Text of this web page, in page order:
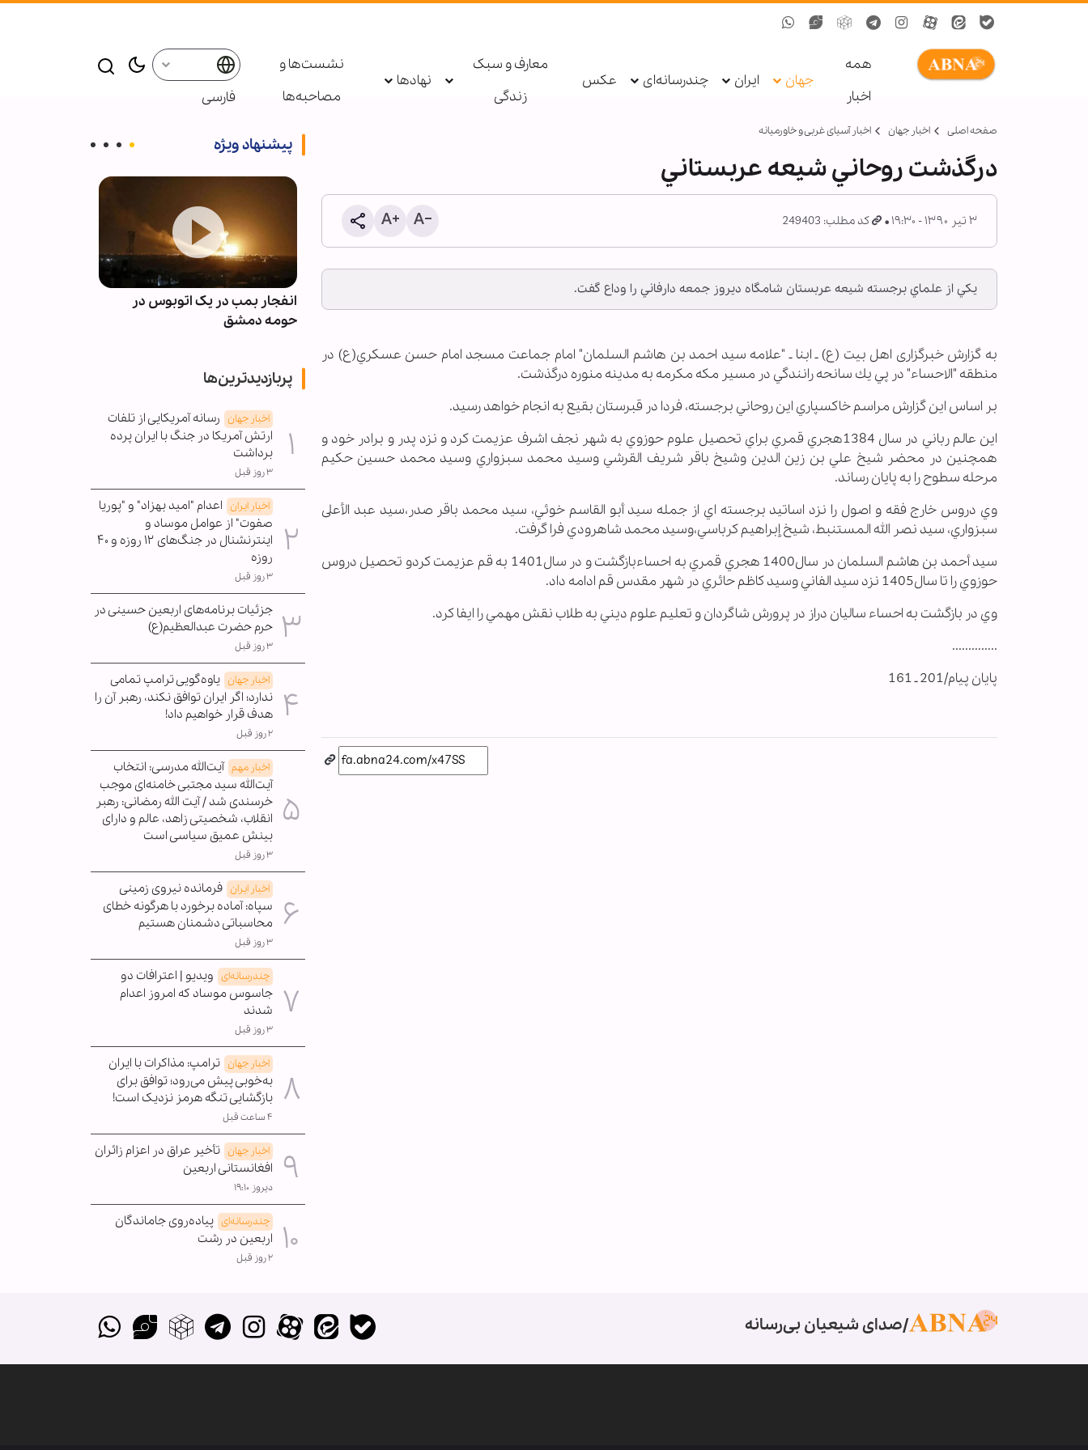
همه
اخبار
جهان ایران چندرسانه‌ای عکس
معارف و سبک
زندگی
نهادها
نشست‌ها و
مصاحبه‌ها
فارسی
صفحه اصلی اخبار جهان اخبار آسیای غربی و خاورمیانه
درگذشت روحاني شيعه عربستاني
۳ تیر ۱۳۹۰ - ۱۹:۳۰ کد مطلب: 249403
يكي از علماي برجسته شيعه عربستان شامگاه ديروز جمعه دارفاني را وداع گفت.
به گزارش خبرگزاری اهل بیت (ع) ـ ابنا ـ "علامه سيد احمد بن هاشم السلمان" امام جماعت مسجد امام حسن عسكري(ع) در
منطقه "الاحساء" در پي يك سانحه رانندگي در مسير مكه مكرمه به مدينه منوره درگذشت.
بر اساس اين گزارش مراسم خاكسپاري اين روحاني برجسته، فردا در قبرستان بقيع به انجام خواهد رسيد.
اين عالم رباني در سال 1384هجري قمري براي تحصيل علوم حوزوي به شهر نجف اشرف عزيمت كرد و نزد پدر و برادر خود و
همچنين در محضر شيخ علي بن زين الدين وشيخ باقر شريف القرشي وسيد محمد سبزواري وسيد محمد حسين حكيم
مرحله سطوح را به پايان رساند.
وي دروس خارج فقه و اصول را نزد اساتيد برجسته اي از جمله سيد أبو القاسم خوئي، سيد محمد باقر صدر،سيد عبد الأعلى
سبزواري، سيد نصر الله المستنبط، شيخ إبراهيم كرباسي،وسيد محمد شاهرودي فرا گرفت.
سيد أحمد بن هاشم السلمان در سال1400 هجري قمري به احساء‌بازگشت و در سال1401 به قم عزيمت كردو تحصيل دروس
حوزوي را تا سال1405 نزد سيد الفاني وسيد كاظم حائري در شهر مقدس قم ادامه داد.
وي در بازگشت به احساء ساليان دراز در پرورش شاگردان و تعليم علوم ديني به طلاب نقش مهمي را ايفا كرد.
..............
پایان پیام/201 ـ 161
پیشنهاد ویژه
پیمان با خدا؛ رمز پایداری در فراز و
انفجار بمب در یک اتوبوس در
حومه دمشق
پربازدیدترین‌ها
اخبار جهان رسانه آمریکایی از تلفات
ارتش آمریکا در جنگ با ایران پرده
برداشت
۳ روز قبل
اخبار ایران اعدام "امید بهزاد" و "پوریا
صفوت" از عوامل موساد و
اینترنشنال در جنگ‌های ۱۲ روزه و ۴۰
روزه
۳ روز قبل
جزئیات برنامه‌های اربعین حسینی در
حرم حضرت عبدالعظیم(ع)
۳ روز قبل
اخبار جهان یاوه‌گویی ترامپ تمامی
ندارد؛ اگر ایران توافق نکند، رهبر آن را
هدف قرار خواهیم داد!
۲ روز قبل
اخبار مهم آیت‌الله مدرسی: انتخاب
آیت‌الله سید مجتبی خامنه‌ای موجب
خرسندی شد / آیت الله رمضانی: رهبر
انقلاب، شخصیتی زاهد، عالم و دارای
بینش عمیق سیاسی است
۳ روز قبل
اخبار ایران فرمانده نیروی زمینی
سپاه: آماده برخورد با هرگونه خطای
محاسباتی دشمنان هستیم
۳ روز قبل
چندرسانه‌ای ویدیو | اعترافات دو
جاسوس موساد که امروز اعدام
شدند
۳ روز قبل
اخبار جهان ترامپ: مذاکرات با ایران
به‌خوبی پیش می‌رود؛ توافق برای
بازگشایی تنگه هرمز نزدیک است!
۴ ساعت قبل
اخبار جهان تأخیر عراق در اعزام زائران
افغانستانی اربعین
دیروز ۱۹:۱۰
چندرسانه‌ای پیاده‌روی جاماندگان
اربعین در رشت
۲ روز قبل
صدای شیعیان بی‌رسانه